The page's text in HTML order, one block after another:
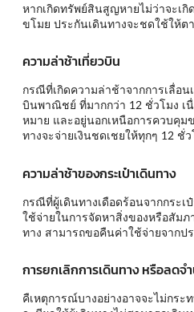
หากเกิดทรัพย์สินสูญหายไม่ว่าจะเกิ
ขโมย ประกันเดินทางจะชดใช้ให้ต
ความล่าช้าเที่ยวบิน
กรณีที่เกิดความล่าช้าจากการเลื่อน
บินพาณิชย์ ที่มากกว่า 12 ชั่วโมง เ
หมาย และอยู่นอกเหนือการควบคุม
ทางจะจ่ายเงินชดเชยให้ทุกๆ 12 ชั่ว
ความล่าช้าของกระเป๋าเดินทาง
กรณีที่ผู้เดินทางเดือดร้อนจากกระเ
ใช้จ่ายในการจัดหาสิ่งของหรือสัม
ทาง สามารถขอคืนค่าใช้จ่ายจากป
การยกเลิกการเดินทาง หรือลดจ
คืเหตุการณ์บางอย่างอาจจะไม่กระ